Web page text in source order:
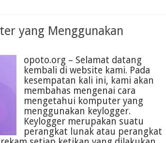
yang Menggunakan
opoto.org – Selamat datang
kembali di website kami. Pada
kesempatan kali ini, kami akan
membahas mengenai cara
mengetahui komputer yang
menggunakan keylogger.
Keylogger merupakan suatu
perangkat lunak atau perangkat